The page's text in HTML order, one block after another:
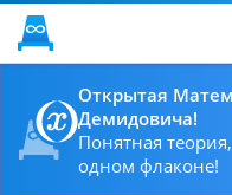
Открытая
Демидовича!
Понятная
одном флаконе!